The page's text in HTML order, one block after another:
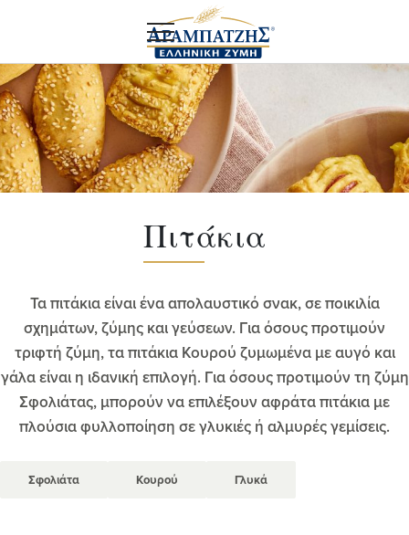
Πιτάκια
Τα πιτάκια είναι ένα απολαυστικό σνακ, σε ποικιλία
σχημάτων, ζύμης και γεύσεων. Για όσους προτιμούν
τριφτή ζύμη, τα πιτάκια Κουρού ζυμωμένα με αυγό και
γάλα είναι η ιδανική επιλογή. Για όσους προτιμούν τη ζύμη
Σφολιάτας, μπορούν να επιλέξουν αφράτα πιτάκια με
πλούσια φυλλοποίηση σε γλυκιές ή αλμυρές γεμίσεις.
Σφολιάτα Κουρού Γλυκά